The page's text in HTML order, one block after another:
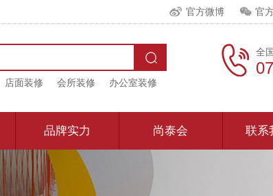
官方微博 官
店面装修 会所装修 办公室装修
全
品牌实力 尚泰会 联系